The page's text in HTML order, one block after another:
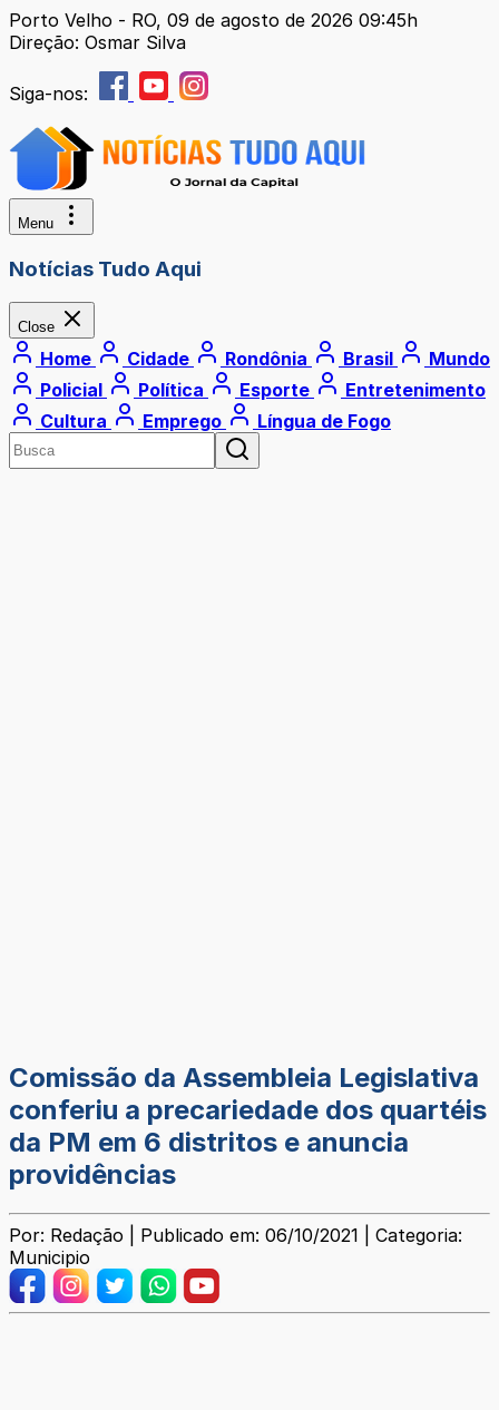
Porto Velho - RO, 09 de agosto de 2026 09:45h
Direção: Osmar Silva
Siga-nos:
Menu
Notícias Tudo Aqui
Close
Home Cidade Rondônia Brasil
Mundo
Policial
Política Esporte
Entretenimento
Cultura
Emprego Língua de Fogo
Comissão da Assembleia Legislativa
conferiu a precariedade dos quartéis
da PM em 6 distritos e anuncia
providências
Por: Redação | Publicado em: 06/10/2021 | Categoria:
Municipio